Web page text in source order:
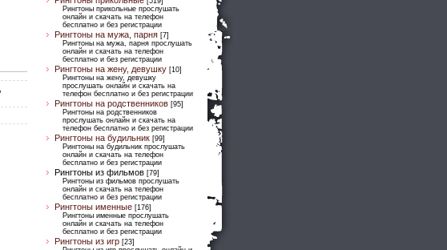
Рингтоны прикольные прослушать
онлайн и скачать на телефон
бесплатно и без регистрации
Рингтоны на мужа, парня [7]
Рингтоны на мужа, парня прослушать
онлайн и скачать на телефон
бесплатно и без регистрации
Рингтоны на жену, девушку [10]
Рингтоны на жену, девушку
прослушать онлайн и скачать на
телефон бесплатно и без регистрации
Рингтоны на родственников [95]
Рингтоны на родственников
прослушать онлайн и скачать на
телефон бесплатно и без регистрации
Рингтоны на будильник [99]
Рингтоны на будильник прослушать
онлайн и скачать на телефон
бесплатно и без регистрации
Рингтоны из фильмов [79]
Рингтоны из фильмов прослушать
онлайн и скачать на телефон
бесплатно и без регистрации
Рингтоны именные [176]
Рингтоны именные прослушать
онлайн и скачать на телефон
бесплатно и без регистрации
Рингтоны из игр [23]